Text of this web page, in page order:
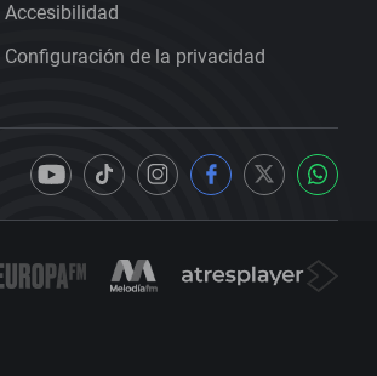
Accesibilidad
Configuración de la privacidad